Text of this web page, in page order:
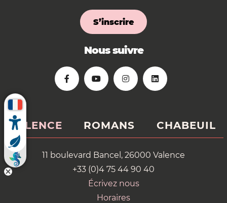
S’inscrire
Nous suivre
VALENCE ROMANS CHABEUIL
11 boulevard Bancel, 26000 Valence
+33 (0)4 75 44 90 40
Écrivez nous
Horaires